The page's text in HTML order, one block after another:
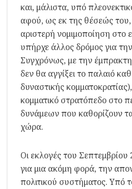
και, μάλιστα, υπό
αφού, ως εκ της θέσεώς του,
αριστερή νομιμοποίηση στο
υπήρχε άλλος δρόμος για
Συγχρόνως, με την
δεν θα αγγίξει το παλαιό
δυναστικής
κομματικό στρατόπεδο στο
δυνάμεων που καθορίζουν
χώρα.
Οι εκλογές του
για μια ακόμη φορά, την
πολιτικού συστήματος. Υπό